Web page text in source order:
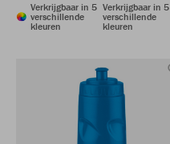
Verkrijgbaar in 5
verschillende
kleuren
Verkrijgbaar in 5
verschillende
kleuren